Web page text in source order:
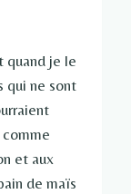
quand je le
qui ne sont
et aux
de maïs